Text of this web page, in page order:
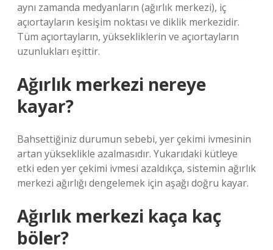
aynı zamanda medyanların (ağırlık merkezi), iç
açıortayların kesişim noktası ve diklik merkezidir.
Tüm açıortayların, yüksekliklerin ve açıortayların
uzunlukları eşittir.
Ağırlık merkezi nereye
kayar?
Bahsettiğiniz durumun sebebi, yer çekimi ivmesinin
artan yükseklikle azalmasıdır. Yukarıdaki kütleye
etki eden yer çekimi ivmesi azaldıkça, sistemin ağırlık
merkezi ağırlığı dengelemek için aşağı doğru kayar.
Ağırlık merkezi kaça kaç
böler?